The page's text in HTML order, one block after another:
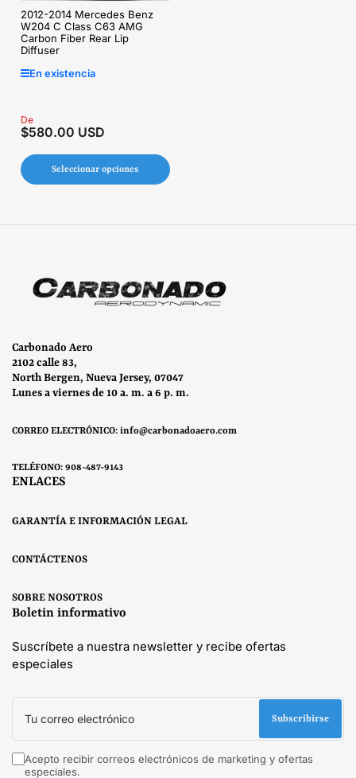
2012-2014 Mercedes Benz
W204 C Class C63 AMG
Carbon Fiber Rear Lip
Diffuser
En existencia
Precio
regular
De
$580.00 USD
Seleccionar opciones
Carbonado Aero
2102 calle 83,
North Bergen, Nueva Jersey, 07047
Lunes a viernes de 10 a. m. a 6 p. m.
CORREO ELECTRÓNICO: info@carbonadoaero.com
TELÉFONO: 908-487-9143
ENLACES
GARANTÍA E INFORMACIÓN LEGAL
CONTÁCTENOS
SOBRE NOSOTROS
Boletin informativo
Suscríbete a nuestra newsletter y recibe ofertas
especiales
Tu
correo
Subscribirse
Acepto recibir correos electrónicos de marketing y ofertas
especiales.